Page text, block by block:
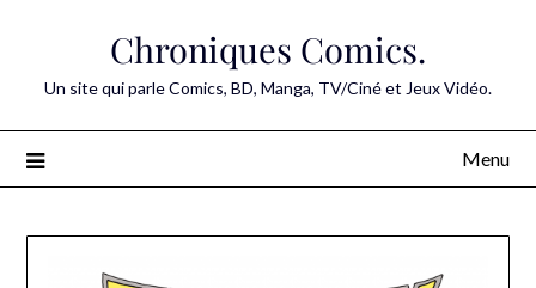
Chroniques Comics.
Un site qui parle Comics, BD, Manga, TV/Ciné et Jeux Vidéo.
Menu